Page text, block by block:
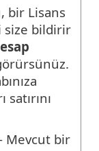
bir Lisans
size bildirir
Mevcut bir